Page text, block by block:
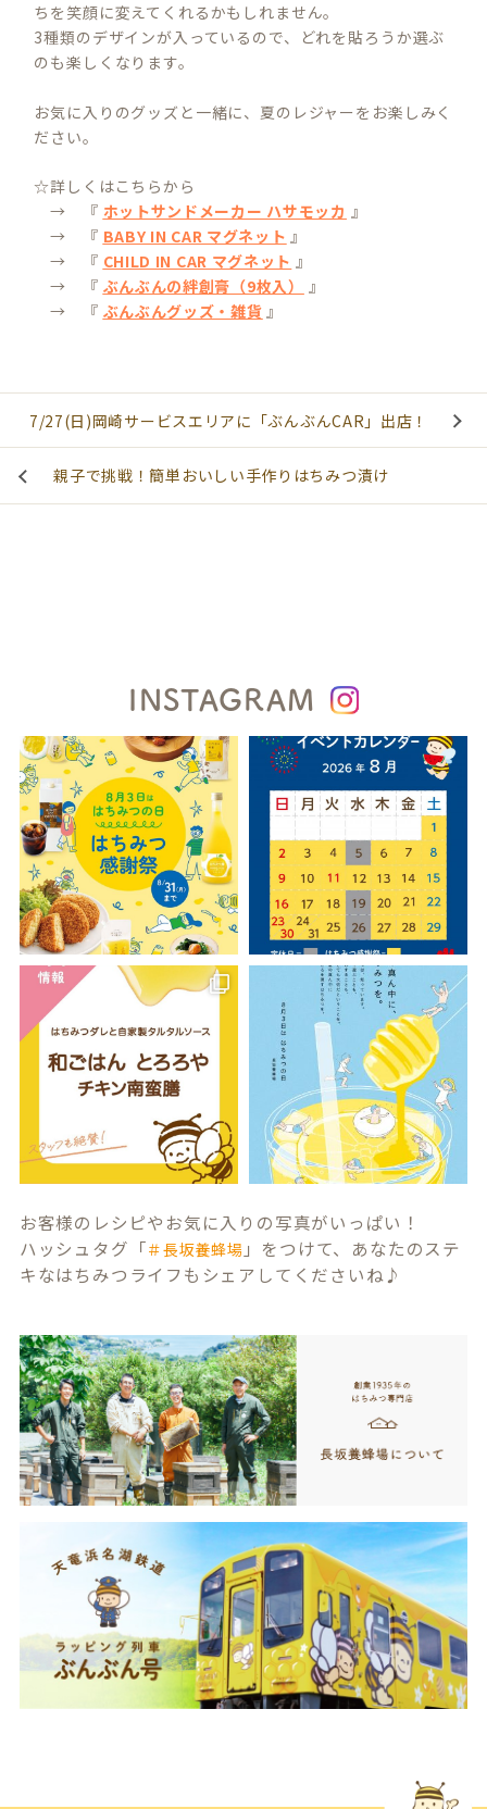
ちを笑顔に変えてくれるかもしれません。
3種類のデザインが入っているので、どれを貼ろうか選ぶ
のも楽しくなります。
お気に入りのグッズと一緒に、夏のレジャーをお楽しみく
ださい。
☆詳しくはこちらから
→ 『 ホットサンドメーカー ハサモッカ 』
→ 『 BABY IN CAR マグネット 』
→ 『 CHILD IN CAR マグネット 』
→ 『 ぶんぶんの絆創膏（9枚入）
』
→ 『 ぶんぶんグッズ・雑貨 』
7/27(日)岡崎サービスエリアに「ぶんぶんCAR」出店！
親子で挑戦！簡単おいしい手作りはちみつ漬け
INSTAGRAM
お客様のレシピやお気に入りの写真がいっぱい！
ハッシュタグ「＃長坂養蜂場 」をつけて、あなたのステ
キなはちみつライフもシェアしてくださいね♪